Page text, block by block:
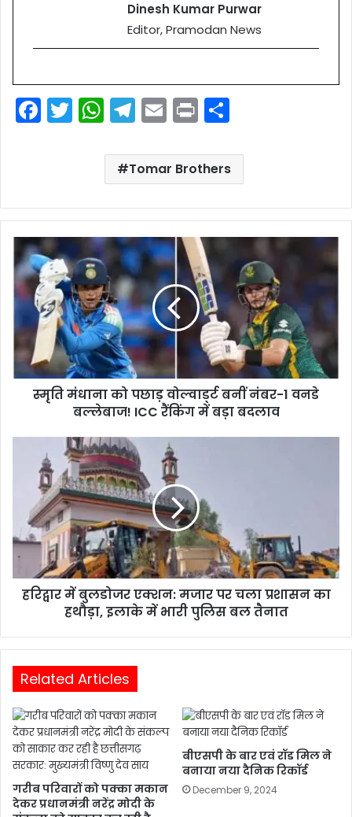
Dinesh Kumar Purwar
Editor, Pramodan News
F
b
o
o
k
T W
a
ts
A
p
p
T
e
gr
a
m
E
ai
l
Pr
t ar
e
Tomar Brothers
स्मृति मंधाना को पछाड़ वोल्वार्ड्ट बनीं नंबर-1 वनडे
बल्लेबाज! ICC रैंकिंग में बड़ा बदलाव
हरिद्वार में बुलडोजर एक्शन: मजार पर चला प्रशासन का
हथौड़ा, इलाके में भारी पुलिस बल तैनात
Related Articles
गरीब परिवारों को पक्का मकान
देकर प्रधानमंत्री नरेंद्र मोदी के
बीएसपी के बार एवं रॉड मिल ने
बनाया नया दैनिक रिकॉर्ड
December 9, 2024